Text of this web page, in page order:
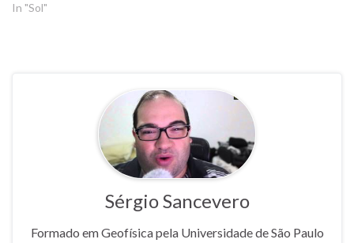
In "Sol"
Sérgio Sancevero
Formado em Geofísica pela Universidade de São Paulo